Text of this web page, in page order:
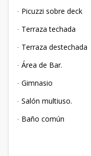
· Picuzzi sobre deck
· Terraza techada
· Terraza destechada
· Área de Bar.
· Gimnasio
· Salón multiuso.
· Baño común